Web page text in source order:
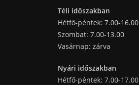
Téli időszakban
Hétfő-péntek: 7.00-16.00
Szombat: 7.00-13.00
Vasárnap: zárva
Nyári időszakban
Hétfő-péntek: 7.00-17.00